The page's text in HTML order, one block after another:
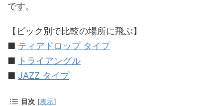
です。
【ピック別で比較の場所に飛ぶ】
■ ティアドロップ タイプ
■ トライアングル
■ JAZZ タイプ
目次 [表示]